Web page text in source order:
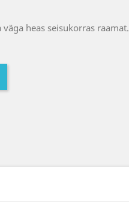
heas seisukorras raamat.